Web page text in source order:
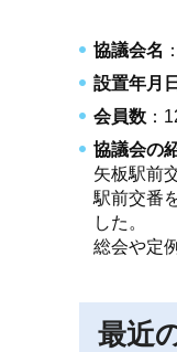
協議会名
設置年月日
会員数：
協議会の
矢板駅前
駅前交番
した。
総会や定
最近